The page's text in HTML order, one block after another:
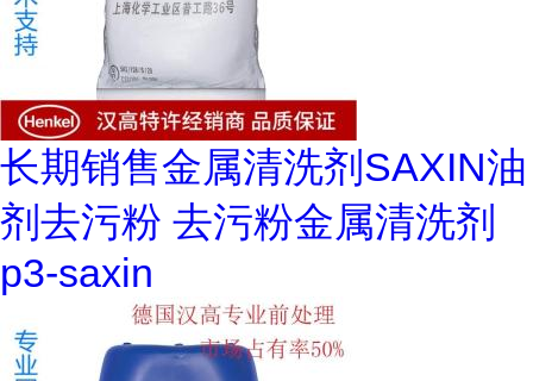
长期销售金属清洗剂SAXIN油
剂去污粉 去污粉金属清洗剂
p3-saxin